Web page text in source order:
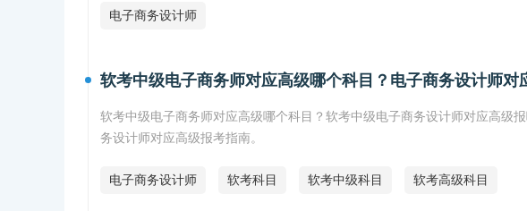
电子商务设计师
软考中级电子商务师对应高级哪个科目？电子商务设计师对
软考中级电子商务师对应高级哪个科目？软考中级电子商务设计师对应高级
务设计师对应高级报考指南。
电子商务设计师 软考科目 软考中级科目 软考高级科目